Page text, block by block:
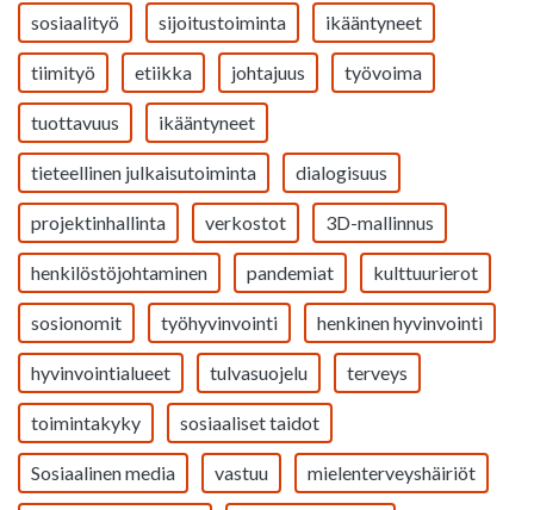
sosiaalityö sijoitustoiminta ikääntyneet
tiimityö etiikka johtajuus työvoima
tuottavuus ikääntyneet
tieteellinen julkaisutoiminta dialogisuus
projektinhallinta verkostot 3D-mallinnus
henkilöstöjohtaminen pandemiat kulttuurierot
sosionomit työhyvinvointi henkinen hyvinvointi
hyvinvointialueet tulvasuojelu terveys
toimintakyky sosiaaliset taidot
Sosiaalinen media vastuu mielenterveyshäiriöt